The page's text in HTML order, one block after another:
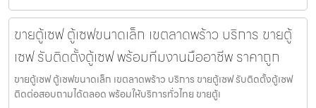
ขายตู้เซฟ ตู้เซฟขนาดเล็ก เขตลาดพร้าว บริการ ขายตู้
เซฟ รับติดตั้งตู้เซฟ พร้อมทีมงานมืออาชีพ ราคาถูก
ขายตู้เซฟ ตู้เซฟขนาดเล็ก เขตลาดพร้าว บริการ ขายตู้เซฟ รับติดตั้งตู้เซฟ
ติดต่อสอบถามได้ตลอด พร้อมให้บริการทั่วไทย ขายตู้เ